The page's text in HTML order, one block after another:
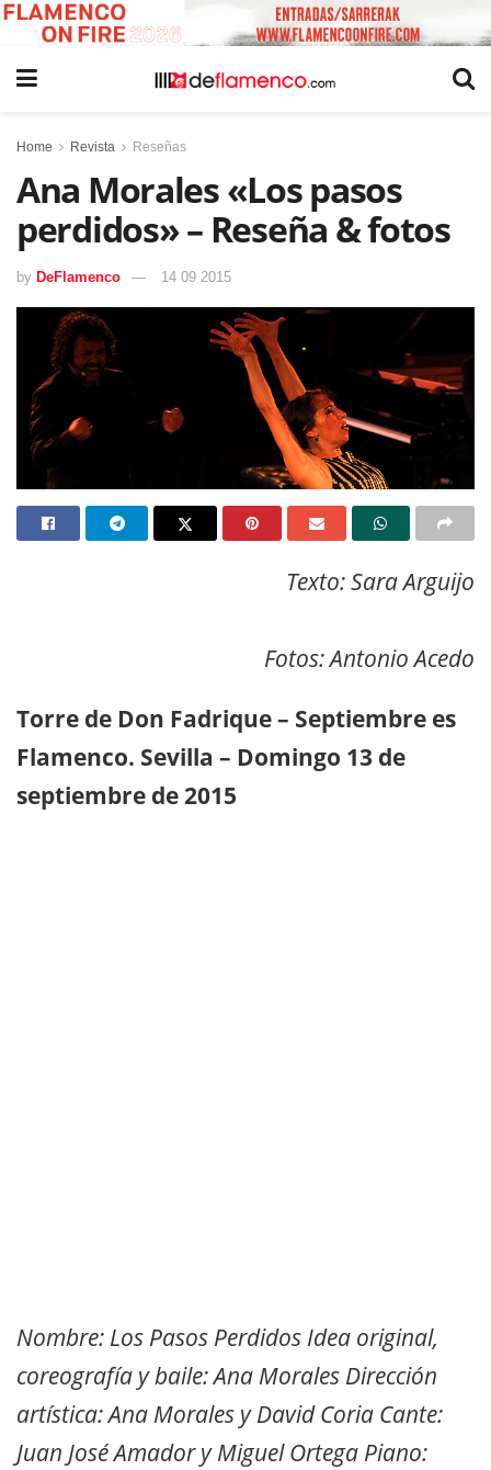
Home Revista Reseñas
Ana Morales «Los pasos
perdidos» – Reseña & fotos
by DeFlamenco 14 09 2015
Texto: Sara Arguijo
Fotos: Antonio Acedo
Torre de Don Fadrique – Septiembre es
Flamenco. Sevilla – Domingo 13 de
septiembre de 2015
Nombre: Los Pasos Perdidos Idea original,
coreografía y baile: Ana Morales Dirección
artística: Ana Morales y David Coria Cante:
Juan José Amador y Miguel Ortega Piano: